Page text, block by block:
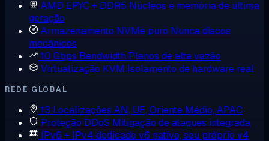
AMD EPYC + DDR5 Núcleos e memória de última
geração
Armazenamento NVMe puro Nunca discos
mecânicos
10 Gbps Bandwidth Planos de alta vazão
Virtualização KVM Isolamento de hardware real
REDE GLOBAL
13 Localizações AN, UE, Oriente Médio, APAC
Proteção DDoS Mitigação de ataques integrada
IPv6 + IPv4 dedicado v6 nativo, seu próprio v4